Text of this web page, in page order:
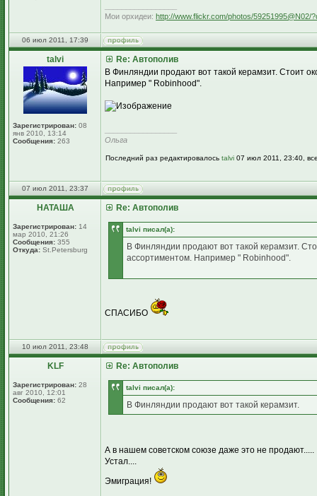
Мои орхидеи: http://www.flickr.com/photos/59251995@N02/
06 июл 2011, 17:39
talvi
Зарегистрирован: 08
янв 2010, 13:14
Сообщения: 263
Re: Автополив
В Финляндии продают вот такой керамзит. Стоит
Например " Robinhood".
Ольга
Последний раз редактировалось talvi 07 июл 2011, 23:40,
07 июл 2011, 23:37
НАТАША
Зарегистрирован: 14
мар 2010, 21:26
Сообщения: 355
Откуда: St.Petersburg
Re: Автополив
talvi писал(а):
В Финляндии продают вот такой керамзит.
ассортиментом. Например " Robinhood".
СПАСИБО
10 июл 2011, 23:48
KLF
Зарегистрирован: 28
авг 2010, 12:01
Сообщения: 62
Re: Автополив
talvi писал(а):
В Финляндии продают вот такой керамзит.
А в нашем советском союзе даже это не продают.....
Устал....
Эмиграция!